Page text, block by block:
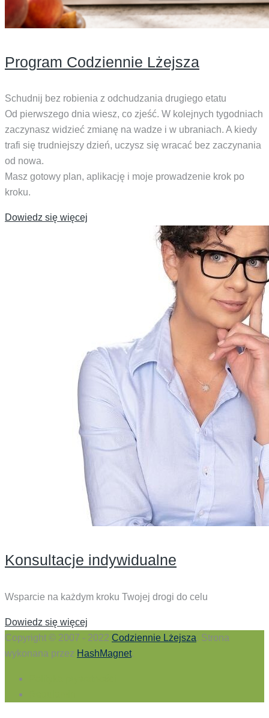
Program Codziennie Lżejsza
Schudnij bez robienia z odchudzania drugiego etatu
Od pierwszego dnia wiesz, co zjeść. W kolejnych tygodniach
zaczynasz widzieć zmianę na wadze i w ubraniach. A kiedy
trafi się trudniejszy dzień, uczysz się wracać bez zaczynania
od nowa.
Masz gotowy plan, aplikację i moje prowadzenie krok po
kroku.
Dowiedz się więcej
Konsultacje indywidualne
Wsparcie na każdym kroku Twojej drogi do celu
Dowiedz się więcej
Copyright © 2007 - 2022 Codziennie Lżejsza. Strona
wykonana przez HashMagnet.